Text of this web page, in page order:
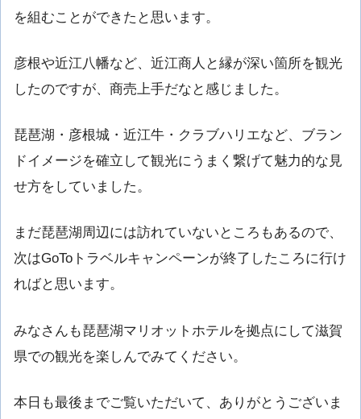
を組むことができたと思います。
彦根や近江八幡など、近江商人と縁が深い箇所を観光
したのですが、商売上手だなと感じました。
琵琶湖・彦根城・近江牛・クラブハリエなど、ブラン
ドイメージを確立して観光にうまく繋げて魅力的な見
せ方をしていました。
まだ琵琶湖周辺には訪れていないところもあるので、
次はGoToトラベルキャンペーンが終了したころに行け
ればと思います。
みなさんも琵琶湖マリオットホテルを拠点にして滋賀
県での観光を楽しんでみてください。
本日も最後までご覧いただいて、ありがとうございま